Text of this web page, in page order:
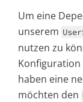
Um eine
unserem
nutzen zu
haben eine
möchten den